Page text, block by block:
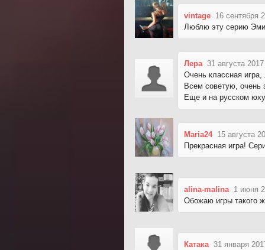
vintage 16 сентября
Люблю эту серию
Лера 31 августа
Очень классная
Всем советую, очень
Еще и на русском
Maria24 15 августа
Прекрасная игра!
alina-malina 1 июня
Обожаю игры такого
Катака 31 января